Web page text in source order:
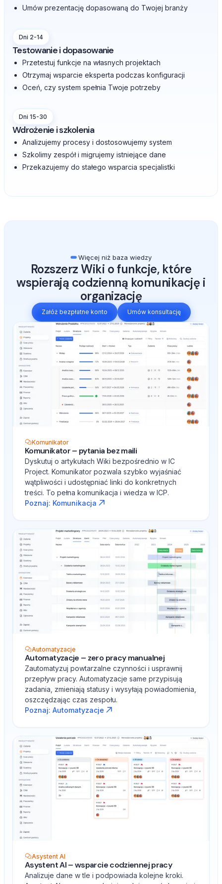
Umów prezentację dopasowaną do Twojej branży
Dni 2-14
Testowanie i dopasowanie
Przetestuj funkcje na własnych projektach
Otrzymaj wsparcie eksperta podczas konfiguracji
Oceń, czy system spełnia Twoje potrzeby
Dni 15-30
Wdrożenie i szkolenia
Analizujemy procesy i dostosowujemy system
Szkolimy zespół i migrujemy istniejące dane
Przekazujemy do stałego wsparcia specjalistki
Więcej niż baza wiedzy
Rozszerz Wiki o funkcje, które
wspierają codzienną komunikację i
organizację
Załóż bezpłatne konto Umów konsultację
Komunikator
Komunikator – pytania bez maili
Dyskutuj o artykułach Wiki bezpośrednio w IC
Project. Komunikator pozwala szybko wyjaśniać
wątpliwości i udostępniać linki do konkretnych
treści. To pełna komunikacja i wiedza w ICP.
Poznaj: Komunikacja
Automatyzacje
Automatyzacje – zero pracy manualnej
Zautomatyzuj powtarzalne czynności i usprawnij
przepływ pracy. Automatyzacje same przypisują
zadania, zmieniają statusy i wysyłają powiadomienia,
oszczędzając czas zespołu.
Poznaj: Automatyzacje
Asystent AI
Asystent AI – wsparcie codziennej pracy
Analizuje dane w tle i podpowiada kolejne kroki.